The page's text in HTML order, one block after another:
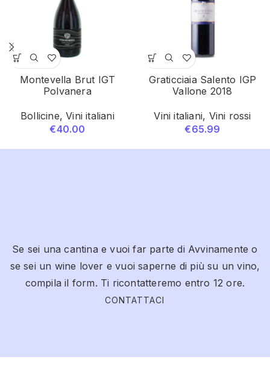
Montevella Brut IGT
Polvanera
Bollicine,Vini italiani
€40.00
Graticciaia Salento IGP
Vallone 2018
Vini italiani, Vini rossi
€65.99
Se sei una cantina e vuoi far parte di Avvinamente o
se sei un wine lover e vuoi saperne di più su un vino,
compila il form. Ti ricontatteremo entro 12 ore.
CONTATTACI